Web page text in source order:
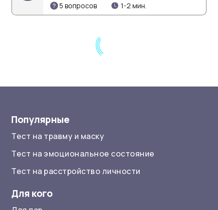
5 вопросов
1-2 мин.
Популярные
Тест на травму и маску
Тест на эмоциональное состояние
Тест на расстройство личности
Для кого